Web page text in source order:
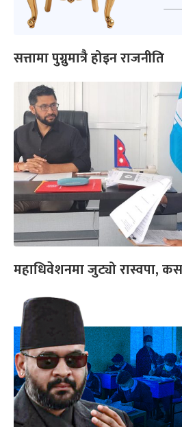
सत्तामा पुग्नुमात्रै होइन राजनीति
महाधिवेशनमा जुट्यो रास्वपा,